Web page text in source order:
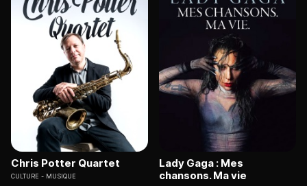
Chris Potter Quartet
CULTURE MUSIQUE
Lady Gaga : Mes
chansons. Ma vie